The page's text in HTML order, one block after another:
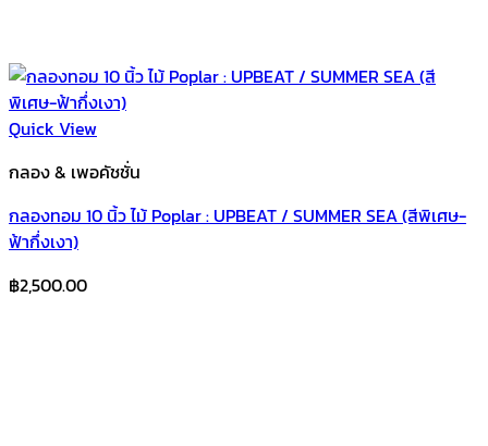
Quick View
กลอง & เพอคัชชั่น
กลองทอม 10 นิ้ว ไม้ Poplar : UPBEAT / SUMMER SEA (สีพิเศษ-
ฟ้ากึ่งเงา)
฿2,500.00